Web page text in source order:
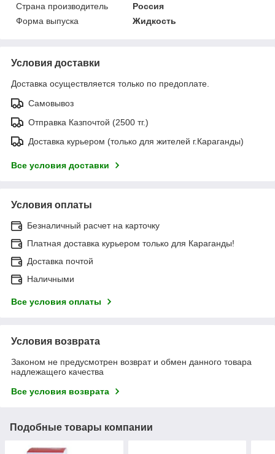
Страна производитель
Россия
Форма выпуска
Жидкость
Условия доставки
Доставка осуществляется только по предоплате.
Самовывоз
Отправка Казпочтой (2500 тг.)
Доставка курьером (только для жителей г.Караганды)
Все условия доставки
Условия оплаты
Безналичный расчет на карточку
Платная доставка курьером только для Караганды!
Доставка почтой
Наличными
Все условия оплаты
Условия возврата
Законом не предусмотрен возврат и обмен данного товара
надлежащего качества
Все условия возврата
Подобные товары компании